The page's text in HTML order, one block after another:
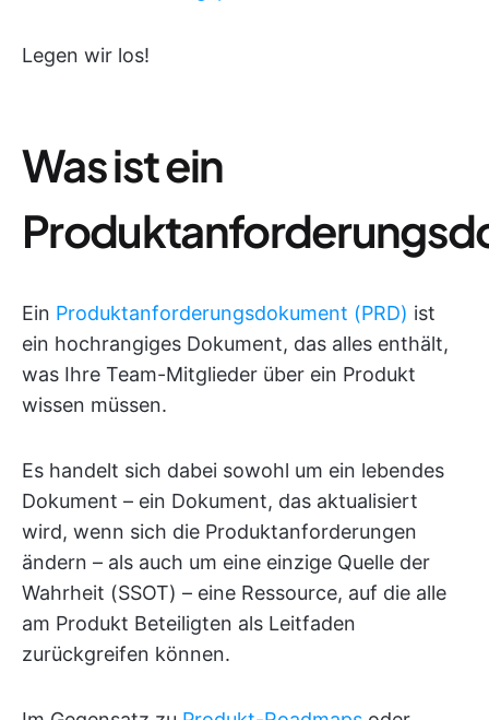
Legen wir los!
Was ist ein
Ein Produktanforderungsdokument (PRD) ist
ein hochrangiges Dokument, das alles enthält,
was Ihre Team-Mitglieder über ein Produkt
wissen müssen.
Es handelt sich dabei sowohl um ein lebendes
Dokument – ein Dokument, das aktualisiert
wird, wenn sich die Produktanforderungen
ändern – als auch um eine einzige Quelle der
Wahrheit (SSOT) – eine Ressource, auf die alle
am Produkt Beteiligten als Leitfaden
zurückgreifen können.